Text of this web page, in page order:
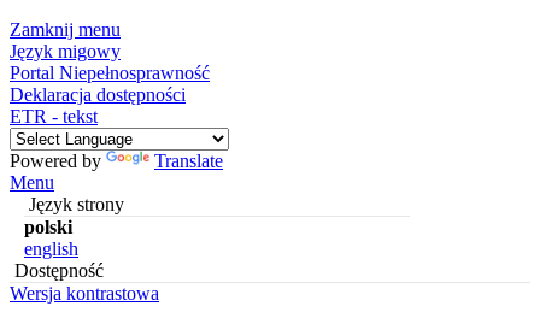
Zamknij menu
Język migowy
Portal Niepełnosprawność
Deklaracja dostępności
ETR - tekst
Powered by
Translate
Menu
Język strony
polski
english
Dostępność
Wersja kontrastowa